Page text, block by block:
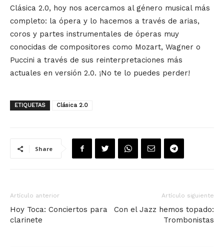
Clásica 2.0, hoy nos acercamos al género musical más
completo: la ópera y lo hacemos a través de arias,
coros y partes instrumentales de óperas muy
conocidas de compositores como Mozart, Wagner o
Puccini a través de sus reinterpretaciones más
actuales en versión 2.0. ¡No te lo puedes perder!
ETIQUETAS Clásica 2.0
Share
Artículo anterior
Hoy Toca: Conciertos para
clarinete
Artículo siguiente
Con el Jazz hemos topado:
Trombonistas